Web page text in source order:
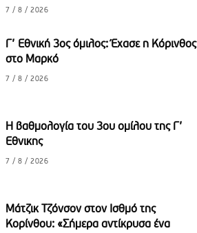
7 / 8 / 2026
Γ’ Εθνική 3ος όμιλος: Έχασε η Κόρινθος
στο Μαρκό
7 / 8 / 2026
Η βαθμολογία του 3ου ομίλου της Γ’
Εθνικης
7 / 8 / 2026
Μάτζικ Τζόνσον στον Ισθμό της
Κορίνθου: «Σήμερα αντίκρυσα ένα